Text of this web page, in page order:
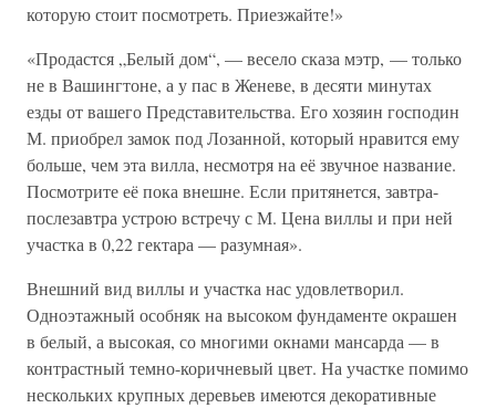
которую стоит посмотреть. Приезжайте!»
«Продастся „Белый дом“, — весело сказа мэтр, — только
не в Вашингтоне, а у пас в Женеве, в десяти минутах
езды от вашего Представительства. Его хозяин господин
М. приобрел замок под Лозанной, который нравится ему
больше, чем эта вилла, несмотря на её звучное название.
Посмотрите её пока внешне. Если притянется, завтра-
послезавтра устрою встречу с М. Цена виллы и при ней
участка в 0,22 гектара — разумная».
Внешний вид виллы и участка нас удовлетворил.
Одноэтажный особняк на высоком фундаменте окрашен
в белый, а высокая, со многими окнами мансарда — в
контрастный темно-коричневый цвет. На участке помимо
нескольких крупных деревьев имеются декоративные